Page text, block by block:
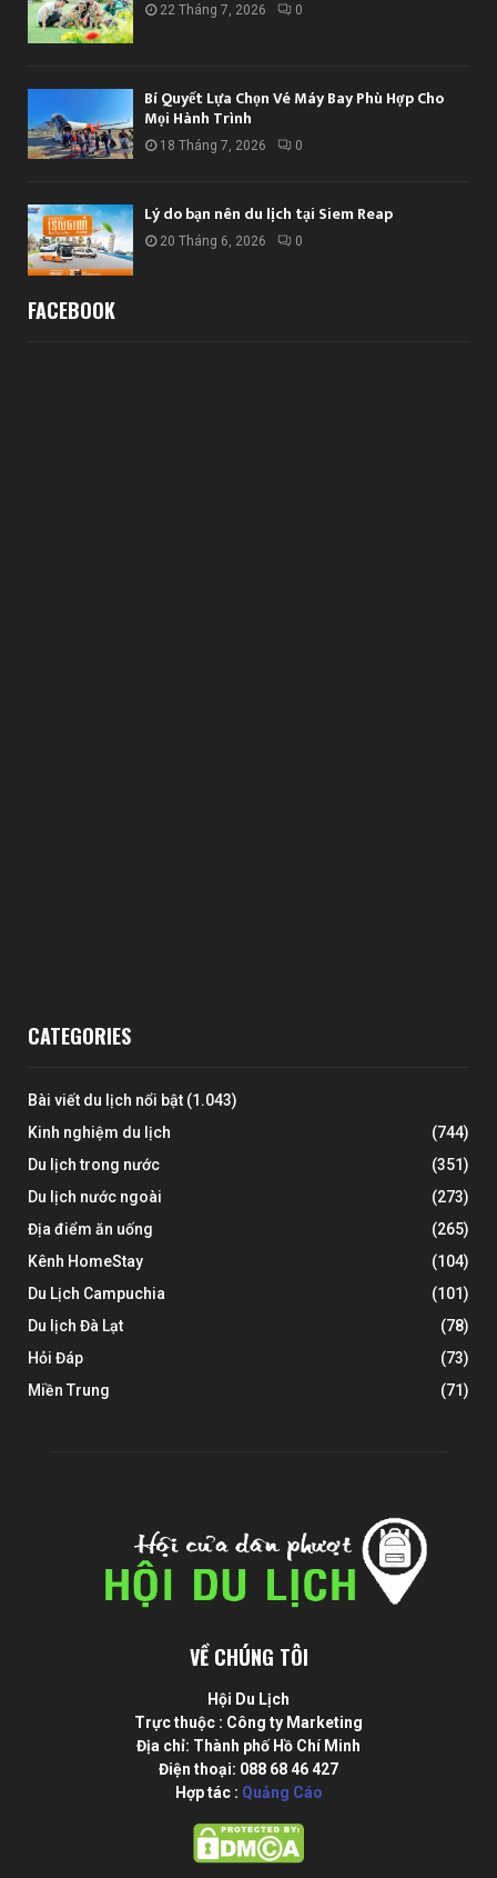
22 Tháng 7, 2026 0
Bí Quyết Lựa Chọn Vé Máy Bay Phù Hợp Cho
Mọi Hành Trình
18 Tháng 7, 2026 0
Lý do bạn nên du lịch tại Siem Reap
20 Tháng 6, 2026 0
FACEBOOK
CATEGORIES
Bài viết du lịch nổi bật (1.043)
Kinh nghiệm du lịch
(744)
Du lịch trong nước
(351)
Du lịch nước ngoài
(273)
Địa điểm ăn uống
(265)
Kênh HomeStay
(104)
Du Lịch Campuchia
(101)
Du lịch Đà Lạt
(78)
Hỏi Đáp
(73)
Miền Trung
(71)
VỀ CHÚNG TÔI
Hội Du Lịch
Trực thuộc : Công ty Marketing
Địa chỉ: Thành phố Hồ Chí Minh
Điện thoại: 088 68 46 427
Hợp tác : Quảng Cáo